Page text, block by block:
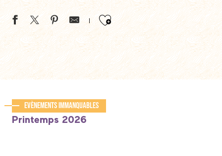
Ajouter aux
Evènements immanquables
Printemps 2026